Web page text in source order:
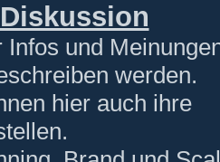
Infos und
werden.
hier auch ihre